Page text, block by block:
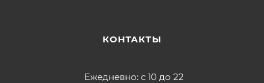
КОНТАКТЫ
Ежедневно: с 10 до 22